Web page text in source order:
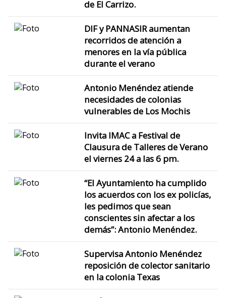
de El Carrizo.
DIF y PANNASIR aumentan
recorridos de atención a
menores en la vía pública
durante el verano
Antonio Menéndez atiende
necesidades de colonias
vulnerables de Los Mochis
Invita IMAC a Festival de
Clausura de Talleres de Verano
el viernes 24 a las 6 pm.
“El Ayuntamiento ha cumplido
los acuerdos con los ex policías,
les pedimos que sean
conscientes sin afectar a los
demás”: Antonio Menéndez.
Supervisa Antonio Menéndez
reposición de colector sanitario
en la colonia Texas